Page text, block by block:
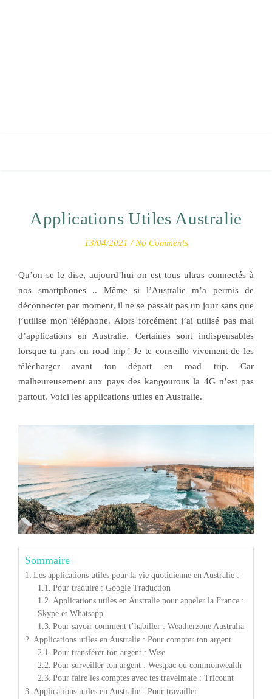
Applications Utiles Australie
13/04/2021 / No Comments
Qu’on se le dise, aujourd’hui on est tous ultras connectés à
nos smartphones .. Même si l’Australie m’a permis de
déconnecter par moment, il ne se passait pas un jour sans que
j’utilise mon téléphone. Alors forcément j’ai utilisé pas mal
d’applications en Australie. Certaines sont indispensables
lorsque tu pars en road trip ! Je te conseille vivement de les
télécharger avant ton départ en road trip. Car
malheureusement aux pays des kangourous la 4G n’est pas
partout. Voici les applications utiles en Australie.
Sommaire
Les applications utiles pour la vie quotidienne en Australie :
Pour traduire : Google Traduction
Applications utiles en Australie pour appeler la France :
Skype et Whatsapp
Pour savoir comment t’habiller : Weatherzone Australia
Applications utiles en Australie : Pour compter ton argent
Pour transférer ton argent : Wise
Pour surveiller ton argent : Westpac ou commonwealth
Pour faire les comptes avec tes travelmate : Tricount
Applications utiles en Australie : Pour travailler